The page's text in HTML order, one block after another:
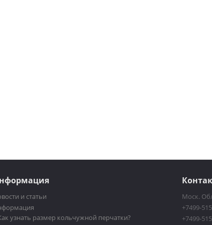
и статьи
узнать размер кольчужной перчатки?
Моск.
+7499-
+7499-